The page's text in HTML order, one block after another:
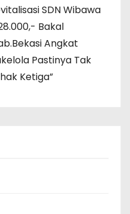
SDN Wibawa
Bakal
Angkat
Pastinya Tak
Ketiga”